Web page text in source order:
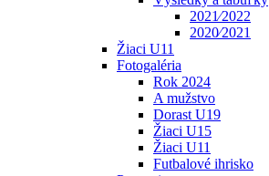
2021⁄2022
2020⁄2021
Žiaci U11
Fotogaléria
Rok 2024
A mužstvo
Dorast U19
Žiaci U15
Žiaci U11
Futbalové ihrisko